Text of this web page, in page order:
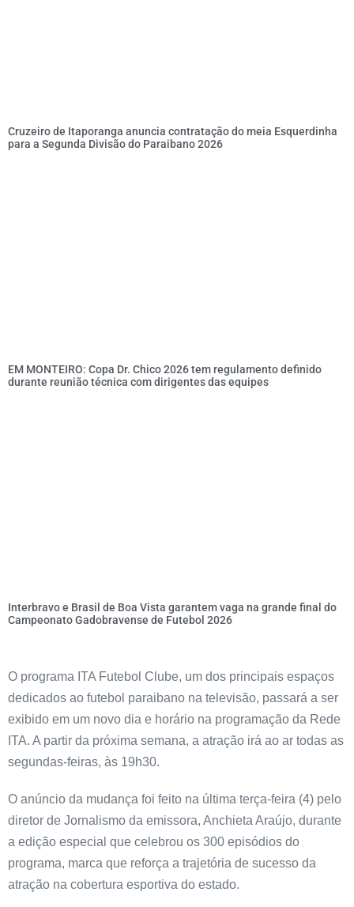
Cruzeiro de Itaporanga anuncia contratação do meia Esquerdinha
para a Segunda Divisão do Paraibano 2026
EM MONTEIRO: Copa Dr. Chico 2026 tem regulamento definido
durante reunião técnica com dirigentes das equipes
Interbravo e Brasil de Boa Vista garantem vaga na grande final do
Campeonato Gadobravense de Futebol 2026
O programa ITA Futebol Clube, um dos principais espaços
dedicados ao futebol paraibano na televisão, passará a ser
exibido em um novo dia e horário na programação da Rede
ITA. A partir da próxima semana, a atração irá ao ar todas as
segundas-feiras, às 19h30.
O anúncio da mudança foi feito na última terça-feira (4) pelo
diretor de Jornalismo da emissora, Anchieta Araújo, durante
a edição especial que celebrou os 300 episódios do
programa, marca que reforça a trajetória de sucesso da
atração na cobertura esportiva do estado.